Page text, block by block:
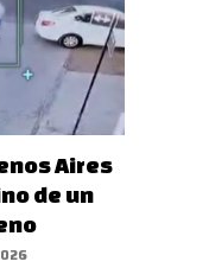
Aires
de un